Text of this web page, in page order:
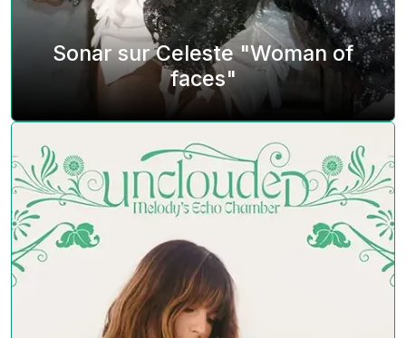
Sonar sur Celeste "Woman of
faces"